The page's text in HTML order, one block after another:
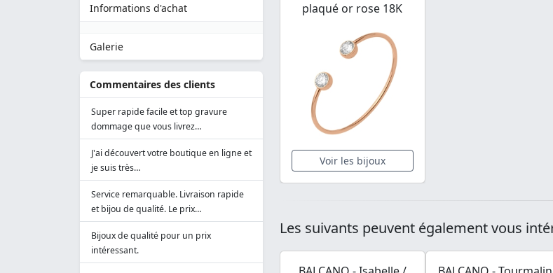
Informations d'achat
Galerie
Commentaires des clients
Super rapide facile et top gravure
dommage que vous livrez…
J'ai découvert votre boutique en ligne et
je suis très…
Service remarquable. Livraison rapide
et bijou de qualité. Le prix…
Bijoux de qualité pour un prix
intéressant.
plaqué or rose 18K
Voir les bijoux
Les suivants peuvent également vous